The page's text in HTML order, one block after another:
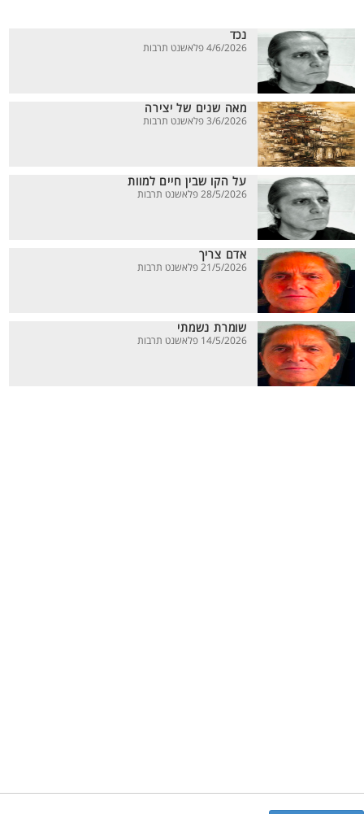
נכד
4/6/2026 פלאשנט תרבות
מאה שנים של יצירה
3/6/2026 פלאשנט תרבות
על הקו שבין חיים למוות
28/5/2026 פלאשנט תרבות
אדם צריך
21/5/2026 פלאשנט תרבות
שומרת נשמתי
14/5/2026 פלאשנט תרבות